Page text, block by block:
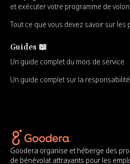
et exécuter votre programme de
Tout ce que vous devez savoir sur les
Guides 📖
Un guide complet du mois de service
Un guide complet sur la
Goodera organise et héberge des
de bénévolat attrayants pour les